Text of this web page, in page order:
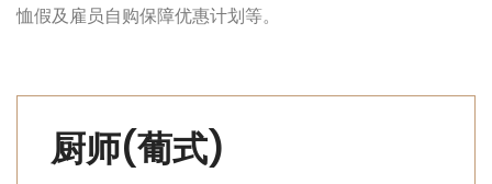
恤假及雇员自购保障优惠计划等。
厨师(葡式)